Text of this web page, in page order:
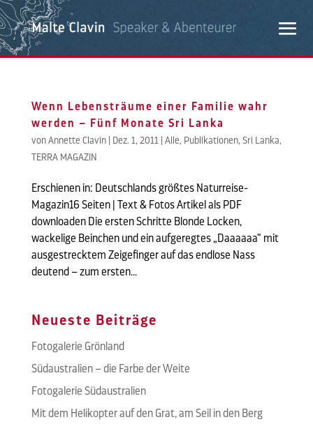
Wenn Lebensträume einer Familie wahr
werden – Fünf Monate Sri Lanka
von Annette Clavin| Dez. 1, 2011 Alle, Publikationen, Sri Lanka,
TERRA MAGAZIN
Erschienen in: Deutschlands größtes Naturreise-
Magazin16 Seiten | Text & Fotos Artikel als PDF
downloaden Die ersten Schritte Blonde Locken,
wackelige Beinchen und ein aufgeregtes „Daaaaaa“ mit
ausgestrecktem Zeigefinger auf das endlose Nass
deutend – zum ersten...
Neueste Beiträge
Fotogalerie Grönland
Südaustralien – die Farbe der Weite
Fotogalerie Südaustralien
Mit dem Helikopter auf den Grat, am Seil in den Berg